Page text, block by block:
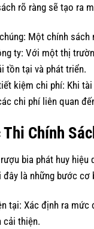
rõ ràng sẽ tạo ra
Một chính
ty: Với một thị
tồn tại và phát triển.
kiệm chi phí: Khi
chi phí liên quan
Chính
bia phát huy
là những bước
tại: Xác định ra
cải thiện.